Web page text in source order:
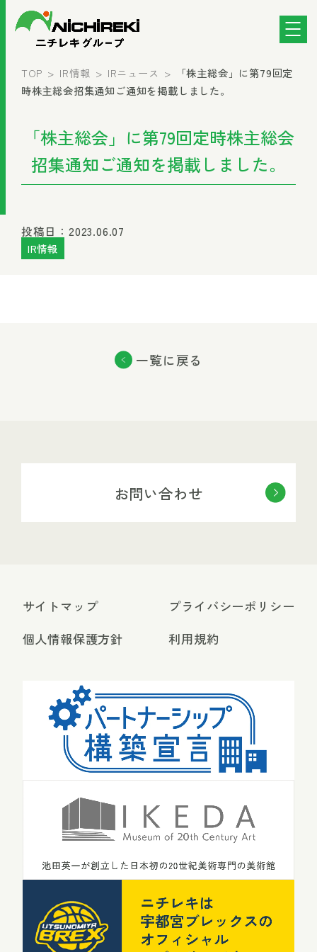
TOP IR情報 IRニュース
「株主総会」に第79回定
時株主総会招集通知ご通知を掲載しました。
「株主総会」に第79回定時株主総会
招集通知ご通知を掲載しました。
投稿日：2023.06.07
IR情報
一覧に戻る
お問い合わせ
サイトマップ
個人情報保護方針
プライバシーポリシー
利用規約